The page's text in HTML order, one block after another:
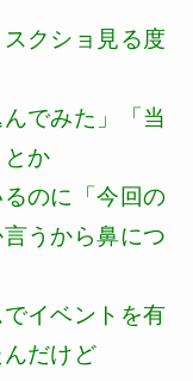
クショ見る度
でみた」「当
か
のに「今回の
うから鼻につ
イベントを有
だけど